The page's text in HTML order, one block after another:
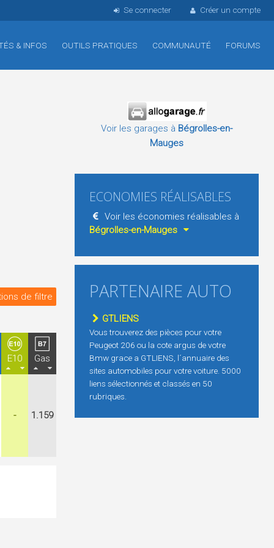
Se connecter Créer un compte
& INFOS OUTILS PRATIQUES COMMUNAUTÉ FORUMS
de filtre
E10
Gas
- 1.159
Voir les garages à Bégrolles-en-
Mauges
ECONOMIES RÉALISABLES
Voir les économies réalisables à
Bégrolles-en-Mauges
PARTENAIRE AUTO
GTLIENS
Vous trouverez des pièces pour votre
Peugeot 206 ou la cote argus de votre
Bmw grace a GTLIENS, l´annuaire des
sites automobiles pour votre voiture. 5000
liens sélectionnés et classés en 50
rubriques.